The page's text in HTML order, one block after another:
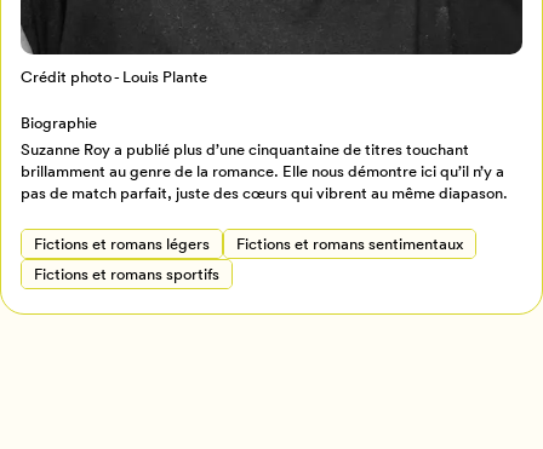
Billetterie
Retour à l’accueil
Crédit photo - Louis Plante
Biographie
Suzanne Roy a publié plus d’une cinquantaine de titres touchant
brillamment au genre de la romance. Elle nous démontre ici qu’il n’y a
pas de match parfait, juste des cœurs qui vibrent au même diapason.
Fictions et romans légers
Fictions et romans sentimentaux
Fictions et romans sportifs
Se connecter
Annuler